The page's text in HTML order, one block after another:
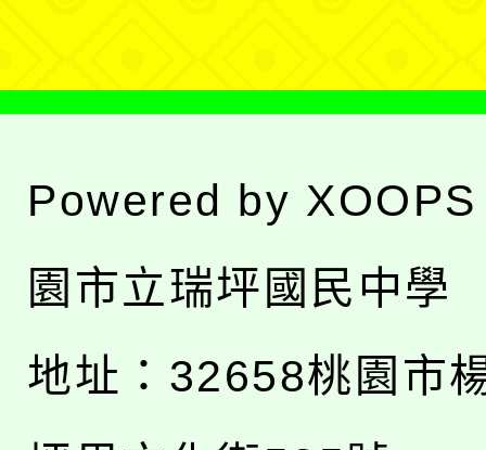
Powered by XOOPS
園市立瑞坪國民中學
地址： 32658桃園市